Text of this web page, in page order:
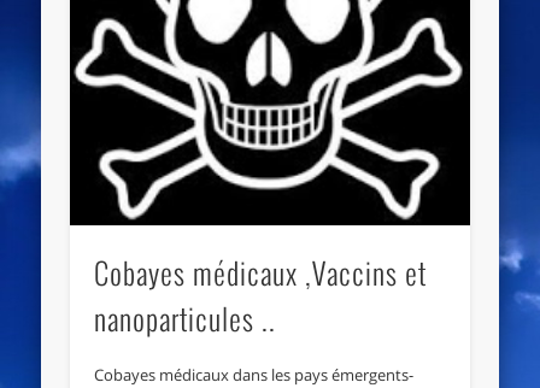
Cobayes médicaux ,Vaccins et
nanoparticules ..
Cobayes médicaux dans les pays émergents-